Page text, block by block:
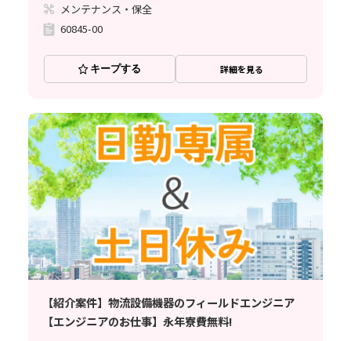
メンテナンス・保全
60845-00
キープする 詳細を見る
【紹介案件】物流設備機器のフィールドエンジニア
【エンジニアのお仕事】永年寮費無料!